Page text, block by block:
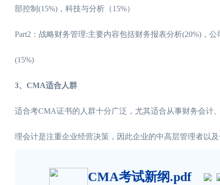
部控制(15%)，科技与分析（15%）
Part2：战略财务管理:主要内容包括财务报表分析(20%)，
(15%)
3、CMA适合人群
适合考CMA证书的人群十分广泛，尤其适合从事财务会计
理会计是注重企业经营决策，因此企业的中高层管理者以
CMA考试新纲.pdf